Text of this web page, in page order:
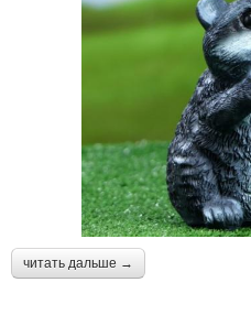
читать дальше →